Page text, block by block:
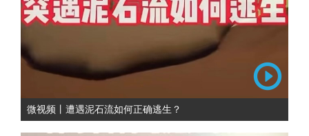
微视频丨遭遇泥石流如何正确逃生？